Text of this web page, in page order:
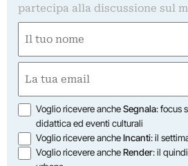
partecipa alla discussione sul
(Obbligatorio)
Nome
(Obbligatorio)
Opzioni
Voglio ricevere ancheSegnala: focus
didattica ed eventi culturali
Voglio ricevere ancheIncanti: il
Voglio ricevere ancheRender: il